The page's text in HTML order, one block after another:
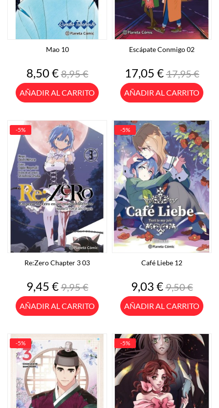
Mao 10
Precio
8,50 €Precio
base
8,95 €
AÑADIR AL CARRITO
Escápate Conmigo 02
Precio
17,05 €Precio
base
17,95 €
AÑADIR AL CARRITO
Re:Zero Chapter 3 03
Precio
9,45 €Precio
base
9,95 €
AÑADIR AL CARRITO
-5%
Café Liebe 12
Precio
9,03 €Precio
base
9,50 €
AÑADIR AL CARRITO
-5%
-5% -5%